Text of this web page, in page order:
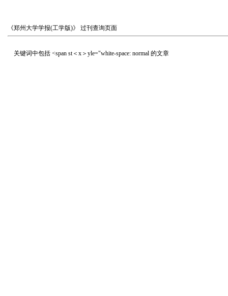
《郑州大学学报(工学版)》 过刊查询页面
关键词中包括 <span st＜x＞yle="white-space: normal 的文章